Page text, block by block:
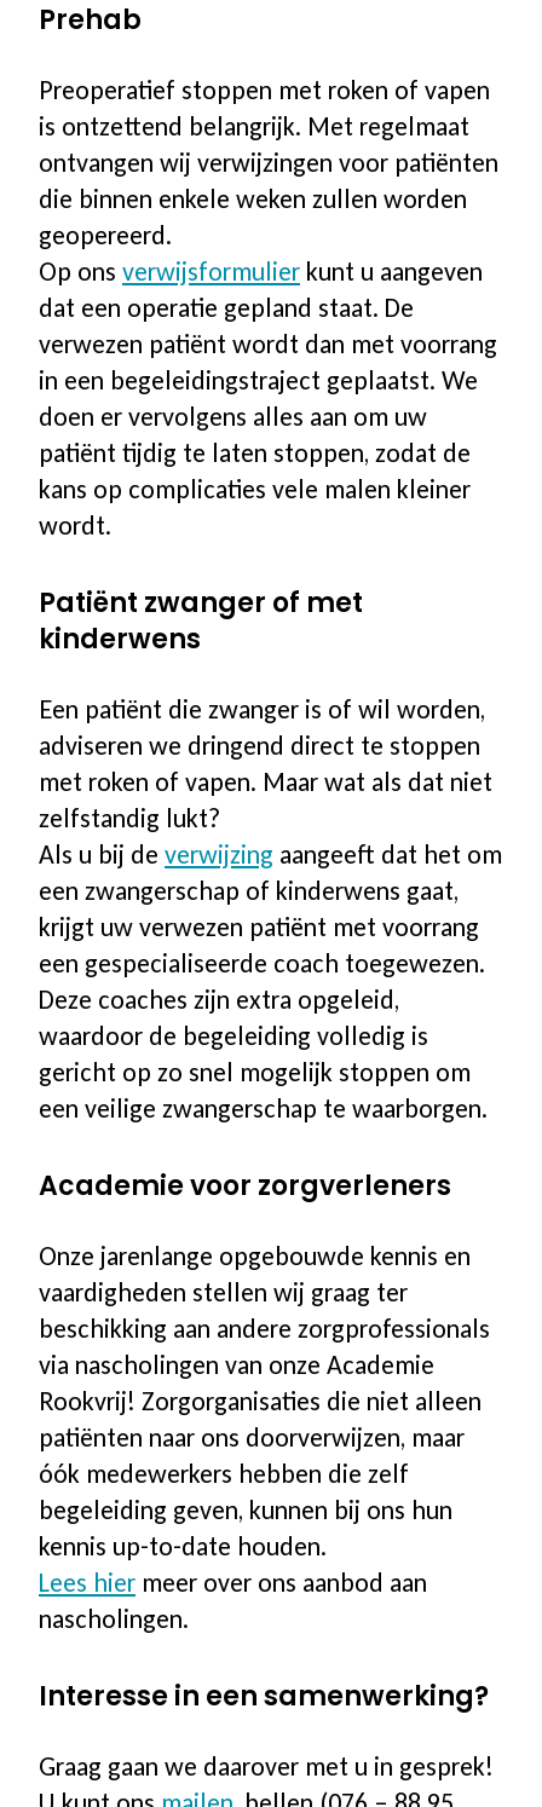
Prehab
Preoperatief stoppen met roken of vapen
is ontzettend belangrijk. Met regelmaat
ontvangen wij verwijzingen voor patiënten
die binnen enkele weken zullen worden
geopereerd.
Op ons verwijsformulier kunt u aangeven
dat een operatie gepland staat. De
verwezen patiënt wordt dan met voorrang
in een begeleidingstraject geplaatst. We
doen er vervolgens alles aan om uw
patiënt tijdig te laten stoppen, zodat de
kans op complicaties vele malen kleiner
wordt.
Patiënt zwanger of met
kinderwens
Een patiënt die zwanger is of wil worden,
adviseren we dringend direct te stoppen
met roken of vapen. Maar wat als dat niet
zelfstandig lukt?
Als u bij de verwijzing aangeeft dat het om
een zwangerschap of kinderwens gaat,
krijgt uw verwezen patiënt met voorrang
een gespecialiseerde coach toegewezen.
Deze coaches zijn extra opgeleid,
waardoor de begeleiding volledig is
gericht op zo snel mogelijk stoppen om
een veilige zwangerschap te waarborgen.
Academie voor zorgverleners
Onze jarenlange opgebouwde kennis en
vaardigheden stellen wij graag ter
beschikking aan andere zorgprofessionals
via nascholingen van onze Academie
Rookvrij! Zorgorganisaties die niet alleen
patiënten naar ons doorverwijzen, maar
óók medewerkers hebben die zelf
begeleiding geven, kunnen bij ons hun
kennis up-to-date houden.
Lees hier meer over ons aanbod aan
nascholingen.
Interesse in een samenwerking?
Graag gaan we daarover met u in gesprek!